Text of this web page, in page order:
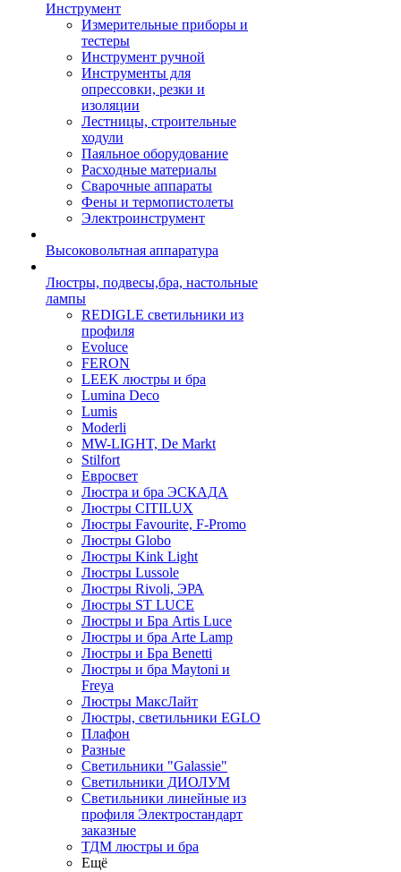
Инструмент
Измерительные приборы и
тестеры
Инструмент ручной
Инструменты для
опрессовки, резки и
изоляции
Лестницы, строительные
ходули
Паяльное оборудование
Расходные материалы
Сварочные аппараты
Фены и термопистолеты
Электроинструмент
Высоковольтная аппаратура
Люстры, подвесы,бра, настольные
лампы
REDIGLE светильники из
профиля
Evoluce
FERON
LEEK люстры и бра
Lumina Deco
Lumis
Moderli
MW-LIGHT, De Markt
Stilfort
Евросвет
Люстра и бра ЭСКАДА
Люстры CITILUX
Люстры Favourite, F-Promo
Люстры Globo
Люстры Kink Light
Люстры Lussole
Люстры Rivoli, ЭРА
Люстры ST LUCE
Люстры и Бра Artis Luce
Люстры и бра Arte Lamp
Люстры и Бра Benetti
Люстры и бра Maytoni и
Freya
Люстры МаксЛайт
Люстры, светильники EGLO
Плафон
Разные
Светильники "Galassie"
Светильники ДИОЛУМ
Светильники линейные из
профиля Электростандарт
заказные
ТДМ люстры и бра
Ещё